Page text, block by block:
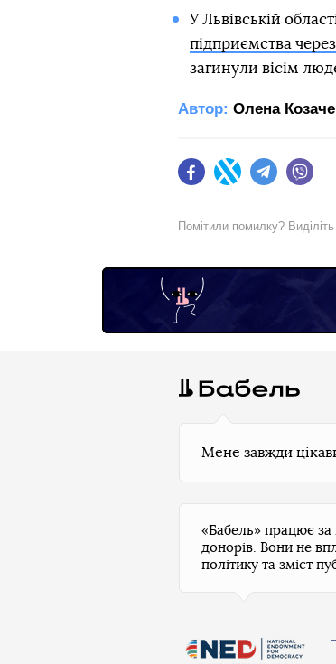
У Львівській
підприємства
загинули вісім
Автор: Олена
FacebookTwitter Telegram
Помітили помилку? Виділіть
Мене завжди
«Бабель» працює
донорів. Вони не
політику та зміст